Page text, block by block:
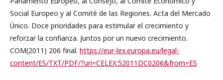
Social Europeo y al Comité de las Regiones. Acta del Mercado
Único. Doce prioridades para estimular el crecimiento y
reforzar la confianza. Juntos por un nuevo crecimiento.
COM(2011) 206 final. https://eur-lex.europa.eu/legal-
content/ES/TXT/PDF/?uri=CELEX:52011DC0206&from=ES